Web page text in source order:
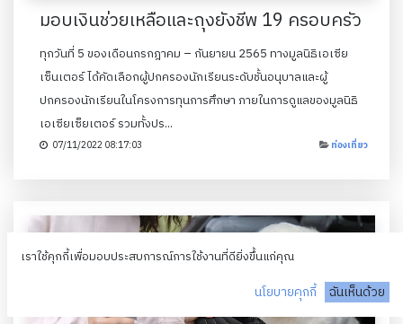
มอบเงินช่วยเหลือและถุงยังชีพ 19 ครอบครัว
ทุกวันที่ 5 ของเดือนกรกฎาคม – กันยายน 2565 ทางมูลนิธิเอเซีย
เซ็นเตอร์ ได้คัดเลือกผู้ปกครองนักเรียนระดับชั้นอนุบาลและผู้
ปกครองนักเรียนในโครงการทุนการศึกษา ภายในการดูแลของมูลนิธิ
เอเซียเซ็ยเตอร์ รวมทั้งปร...
07/11/2022 08:17:03 ท่องเที่ยว
เราใช้คุกกี้เพื่อมอบประสบการณ์การใช้งานที่ดียิ่งขึ้นแก่คุณ
นโยบายคุกกี้ ฉันเห็นด้วย